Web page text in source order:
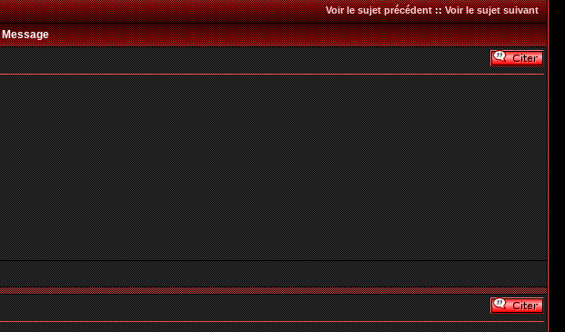
Voir le sujet précédent::Voir le sujet suivant
Message